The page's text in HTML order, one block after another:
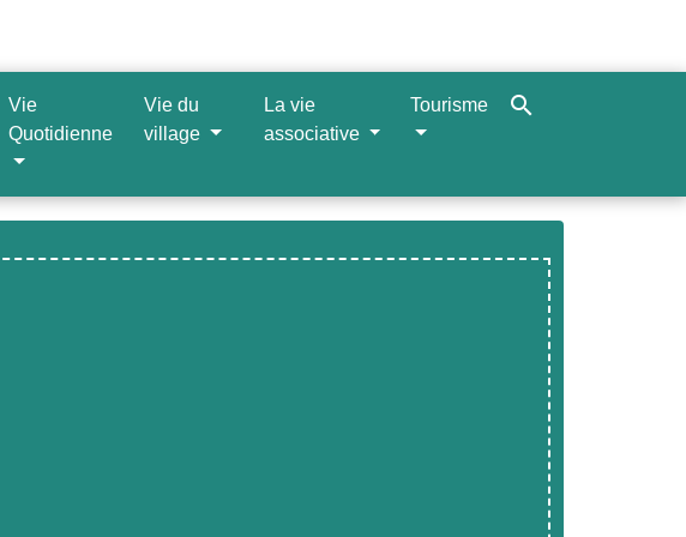
Vie
Quotidienne
Vie du
village
La vie
associative
Tourisme search